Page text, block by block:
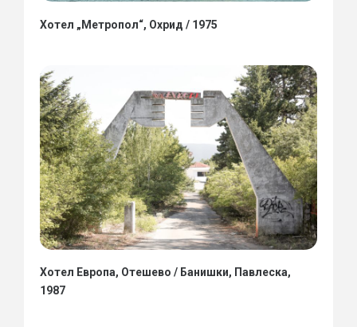
Хотел „Метропол“, Охрид / 1975
Хотел Европа, Отешево / Банишки, Павлеска,
1987